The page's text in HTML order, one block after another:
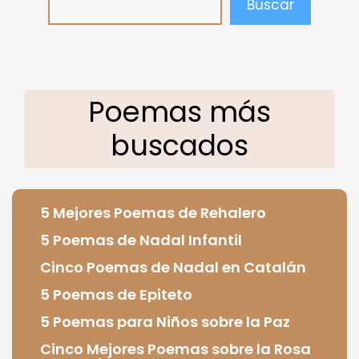
Buscar
Poemas más
buscados
5 Mejores Poemas de Rehalero
5 Poemas de Nadal Infantil
Cinco Poemas de Nadal en Catalán
5 Poemas de Epiteto
5 Poemas para Niños sobre la Paz
Cinco Mejores Poemas sobre la Rosa